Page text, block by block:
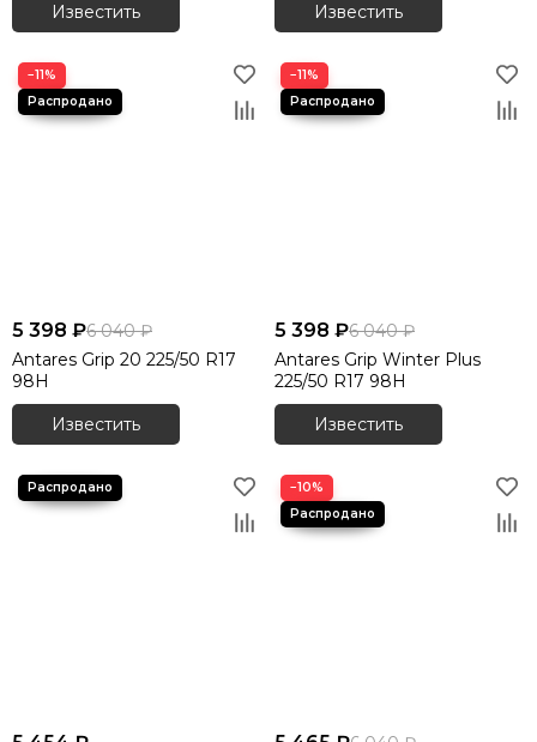
Известить
Известить
−11%
5 398 ₽6 040 ₽
Antares Grip 20 225/50 R17
98H
Известить
−11%
5 398 ₽6 040 ₽
Antares Grip Winter Plus
225/50 R17 98H
Известить
−10%